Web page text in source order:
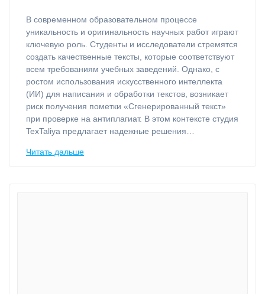
В современном образовательном процессе
уникальность и оригинальность научных работ играют
ключевую роль. Студенты и исследователи стремятся
создать качественные тексты, которые соответствуют
всем требованиям учебных заведений. Однако, с
ростом использования искусственного интеллекта
(ИИ) для написания и обработки текстов, возникает
риск получения пометки «Сгенерированный текст»
при проверке на антиплагиат. В этом контексте студия
TexTaliya предлагает надежные решения…
Читать дальше